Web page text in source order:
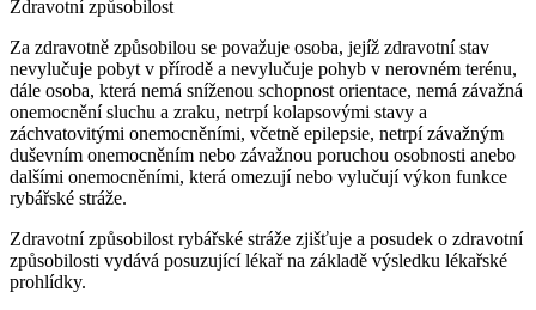
Zdravotní způsobilost
Za zdravotně způsobilou se považuje osoba, jejíž zdravotní stav
nevylučuje pobyt v přírodě a nevylučuje pohyb v nerovném terénu,
dále osoba, která nemá sníženou schopnost orientace, nemá závažná
onemocnění sluchu a zraku, netrpí kolapsovými stavy a
záchvatovitými onemocněními, včetně epilepsie, netrpí závažným
duševním onemocněním nebo závažnou poruchou osobnosti anebo
dalšími onemocněními, která omezují nebo vylučují výkon funkce
rybářské stráže.
Zdravotní způsobilost rybářské stráže zjišťuje a posudek o zdravotní
způsobilosti vydává posuzující lékař na základě výsledku lékařské
prohlídky.